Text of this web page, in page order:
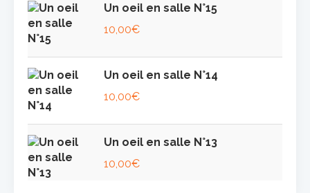
Un oeil en salle N°15
10,00€
Un oeil en salle N°14
10,00€
Un oeil en salle N°13
10,00€